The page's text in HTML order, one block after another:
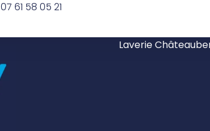
07 61 58 05 21
Laverie